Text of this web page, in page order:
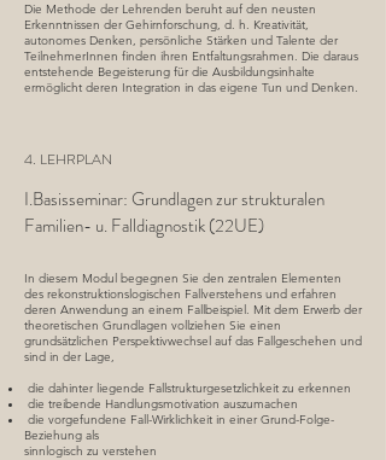
Die Methode der Lehrenden beruht auf den neusten
Erkenntnissen der Gehirnforschung, d. h. Kreativität,
autonomes Denken, persönliche Stärken und Talente der
TeilnehmerInnen finden ihren Entfaltungsrahmen. Die daraus
entstehende Begeisterung für die Ausbildungsinhalte
ermöglicht deren Integration in das eigene Tun und Denken.
4. LEHRPLAN
I.Basisseminar: Grundlagen zur strukturalen
Familien- u. Falldiagnostik (22UE)
In diesem Modul begegnen Sie den zentralen Elementen
des rekonstruktionslogischen Fallverstehens und erfahren
deren Anwendung an einem Fallbeispiel. Mit dem Erwerb der
theoretischen Grundlagen vollziehen Sie einen
grundsätzlichen Perspektivwechsel auf das Fallgeschehen und
sind in der Lage,
die dahinter liegende Fallstrukturgesetzlichkeit zu erkennen
die treibende Handlungsmotivation auszumachen
die vorgefundene Fall-Wirklichkeit in einer Grund-Folge-
Beziehung als
sinnlogisch zu verstehen